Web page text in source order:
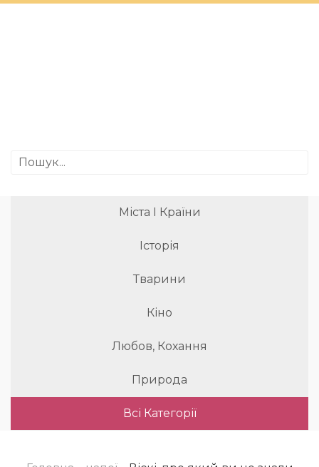
Міста І Країни
Історія
Тварини
Кіно
Любов, Кохання
Природа
Всі Категорії